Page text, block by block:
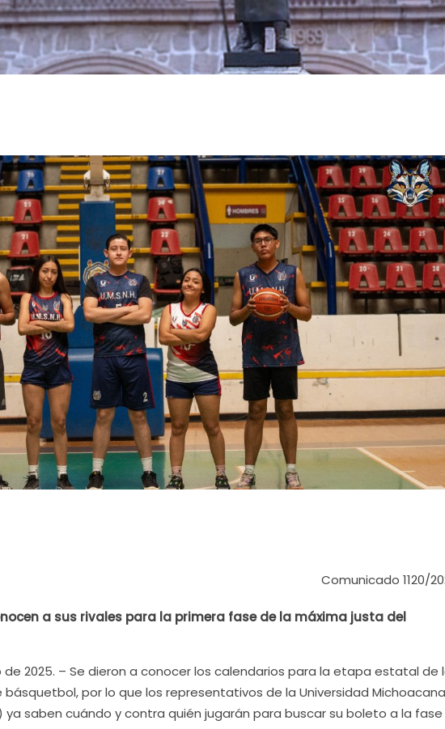
Comunicado 1120/
a sus rivales para la primera fase de la máxima justa del
de 2025. – Se dieron a conocer los calendarios para la etapa estatal de
básquetbol, por lo que los representativos de la Universidad Michoacana
ya saben cuándo y contra quién jugarán para buscar su boleto a la fase